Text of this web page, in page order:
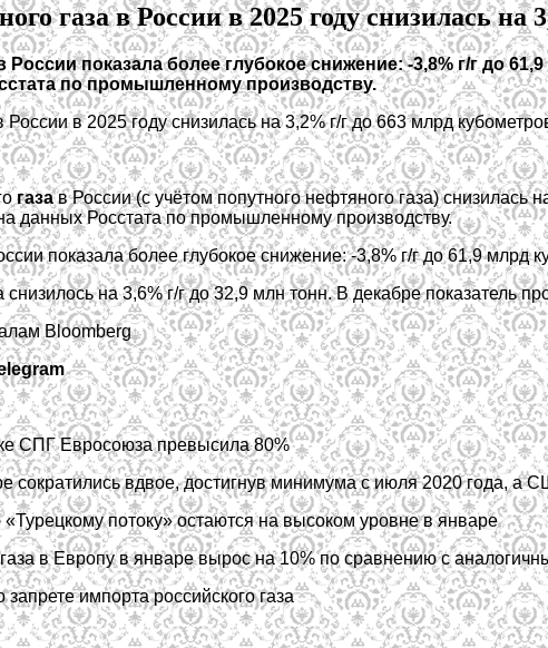
газа в России в 2025 году снизилась на
России показала более глубокое снижение: -3,8% г/г до
по промышленному производству.
газав России (с учётом попутного нефтяного газа) снизилась
данных Росстата по промышленному производству.
показала более глубокое снижение: -3,8% г/г до 61,9 млрд
на 3,6% г/г до 32,9 млн тонн. В декабре показатель
Bloomberg
СПГ Евросоюза превысила 80%
сократились вдвое, достигнув минимума с июля 2020 года, а
потоку» остаются на высоком уровне в январе
в Европу в январе вырос на 10% по сравнению с
импорта российского газа